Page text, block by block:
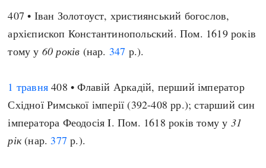
407 • Іван Золотоуст, християнський богослов,
архієпископ Константинопольский. Пом. 1619 років
тому у 60 років (нар. 347 р.).
1 травня 408 • Флавій Аркадій, перший імператор
Східної Римської імперії (392-408 рр.); старший син
імператора Феодосія I. Пом. 1618 років тому у 31
рік(нар. 377 р.).